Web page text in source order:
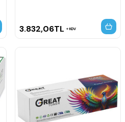
3.832,06TL KDV